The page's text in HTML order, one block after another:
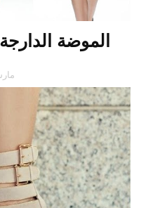
الموضة الدارجة
مارس